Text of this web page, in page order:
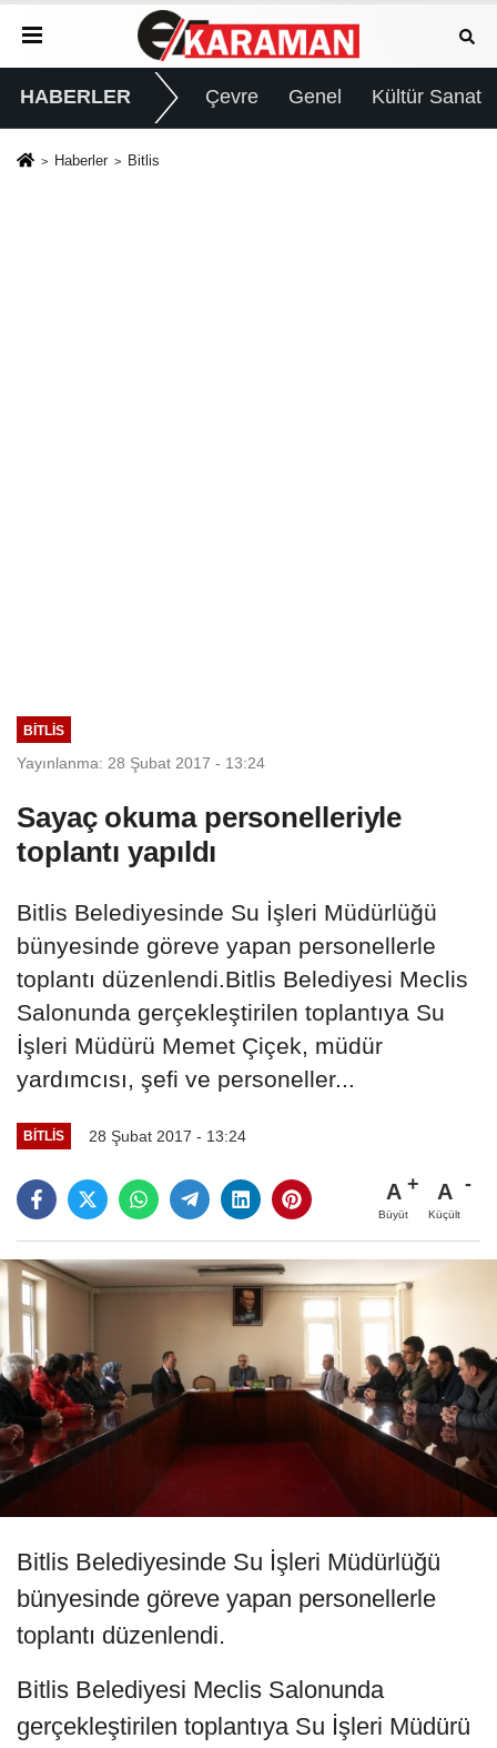
HABERLER Çevre Genel Kültür Sanat
Haberler Bitlis
BITLIS
Yayınlanma: 28 Şubat 2017 - 13:24
Sayaç okuma personelleriyle
toplantı yapıldı
Bitlis Belediyesinde Su İşleri Müdürlüğü
bünyesinde göreve yapan personellerle
toplantı düzenlendi.Bitlis Belediyesi Meclis
Salonunda gerçekleştirilen toplantıya Su
İşleri Müdürü Memet Çiçek, müdür
yardımcısı, şefi ve personeller...
BITLIS 28 Şubat 2017 - 13:24
A
Büyüt
A
Küçült
Bitlis Belediyesinde Su İşleri Müdürlüğü
bünyesinde göreve yapan personellerle
toplantı düzenlendi.
Bitlis Belediyesi Meclis Salonunda
gerçekleştirilen toplantıya Su İşleri Müdürü